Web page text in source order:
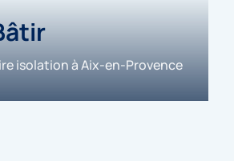
isolation à Aix-en-Provence